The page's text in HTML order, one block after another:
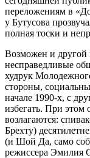
переложениям в
у Бутусова
полная тоски и
Возможен и
несправедливые
худрук
стороны,
начале 1990-х, с
избегать. При этом
возлагаются:
Брехту)
(и Шой Да, само
режиссера Эмилия